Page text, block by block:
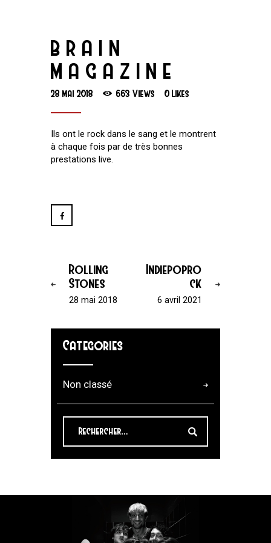
BRAIN
MAGAZINE
28 mai 2018 663 Views 0 Likes
Ils ont le rock dans le sang et le montrent
à chaque fois par de très bonnes
prestations live.
Rolling
Stones
28 mai 2018
Indiepopro
ck
6 avril 2021
Categories
Non classé